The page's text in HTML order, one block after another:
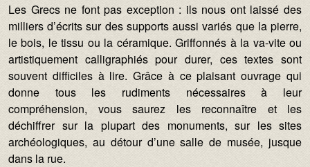
Les Grecs ne font pas exception : ils nous ont laissé des
milliers d’écrits sur des supports aussi variés que la pierre,
le bois, le tissu ou la céramique. Griffonnés à la va-vite ou
artistiquement calligraphiés pour durer, ces textes sont
souvent difficiles à lire. Grâce à ce plaisant ouvrage qui
donne tous les rudiments nécessaires à leur
compréhension, vous saurez les reconnaître et les
déchiffrer sur la plupart des monuments, sur les sites
archéologiques, au détour d’une salle de musée, jusque
dans la rue.